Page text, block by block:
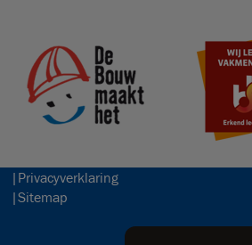
Privacyverklaring
Sitemap